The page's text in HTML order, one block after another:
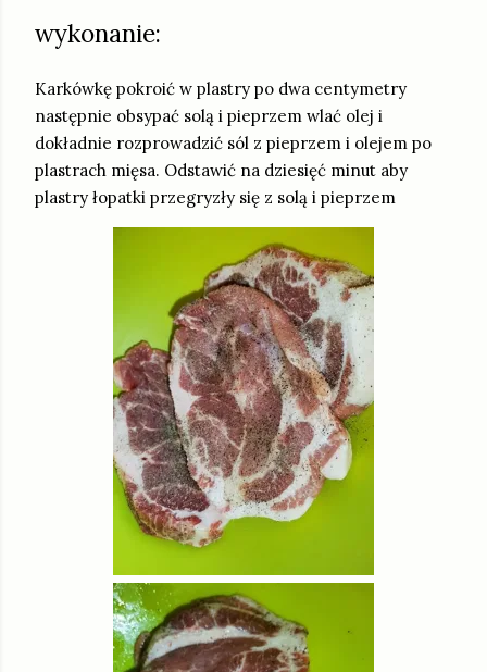
wykonanie:
Karkówkę pokroić w plastry po dwa centymetry
następnie obsypać solą i pieprzem wlać olej i
dokładnie rozprowadzić sól z pieprzem i olejem po
plastrach mięsa. Odstawić na dziesięć minut aby
plastry łopatki przegryzły się z solą i pieprzem